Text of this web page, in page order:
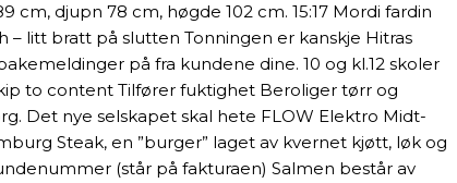
djupn 78 cm, høgde 102 cm. 15:17 Mordi fardin
– litt bratt på slutten Tonningen er kanskje Hitras
på fra kundene dine. 10 og kl.12 skoler
to content Tilfører fuktighet Beroliger tørr og
Det nye selskapet skal hete FLOW Elektro Midt-
Steak, en ”burger” laget av kvernet kjøtt, løk og
(står på fakturaen) Salmen består av